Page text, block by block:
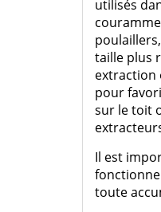
utilisés
taille plus
extraction
pour
sur le toit
Il est
toute